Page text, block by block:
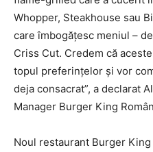
Whopper, Steakhouse sau
care îmbogățesc meniul –
Criss Cut. Credem că
topul preferințelor și vor
deja consacrat”, a declarat
Manager Burger King
Noul restaurant Burger